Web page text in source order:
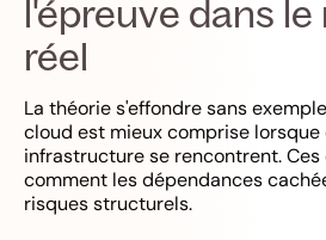
l'épreuve dans
réel
La théorie s'effondre sans
cloud est mieux comprise
infrastructure se rencontrent.
comment les dépendances
risques structurels.